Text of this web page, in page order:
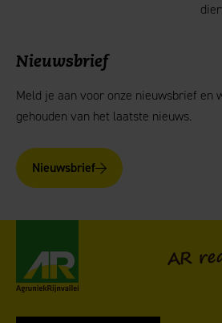
Nieuwsbrief
Meld je aan voor onze nieuwsbrief en
gehouden van het laatste nieuws.
Nieuwsbrief